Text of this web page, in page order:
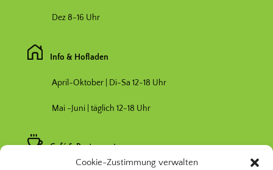
Cookie-Zustimmung verwalten
Dez 8-16 Uhr
Info & Hofladen
April-Oktober | Di-Sa 12-18 Uhr
Mai -Juni | täglich 12-18 Uhr
Café & Restaurant